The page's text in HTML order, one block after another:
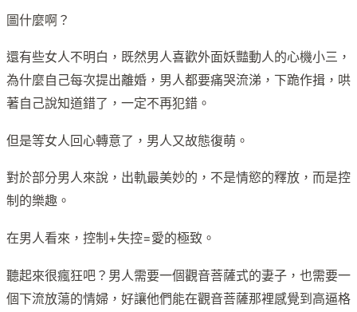
圖什麼啊？
還有些女人不明白，既然男人喜歡外面妖豔動人的心機小三，
為什麼自己每次提出離婚，男人都要痛哭流涕，下跪作揖，哄
著自己說知道錯了，一定不再犯錯。
但是等女人回心轉意了，男人又故態復萌。
對於部分男人來說，出軌最美妙的，不是情慾的釋放，而是控
制的樂趣。
在男人看來，控制+失控=愛的極致。
聽起來很瘋狂吧？男人需要一個觀音菩薩式的妻子，也需要一
個下流放蕩的情婦，好讓他們能在觀音菩薩那裡感覺到高逼格